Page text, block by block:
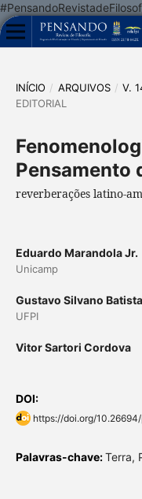
INÍCIO / ARQUIVOS / V.
EDITORIAL
Pensamento
reverberações latino-
Eduardo Marandola Jr.
Unicamp
Gustavo Silvano Batista
UFPI
Vitor Sartori Cordova
DOI:
https://doi.org/
Palavras-chave:Terra,